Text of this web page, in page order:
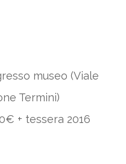
museo (Viale
Termini)
+ tessera 2016